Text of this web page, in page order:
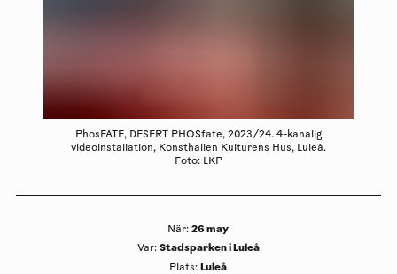
PhosFATE, DESERT PHOSfate, 2023/24. 4-kanalig
videoinstallation, Konsthallen Kulturens Hus, Luleå.
Foto: LKP
När:26 may
Var: Stadsparken i Luleå
Plats: Luleå